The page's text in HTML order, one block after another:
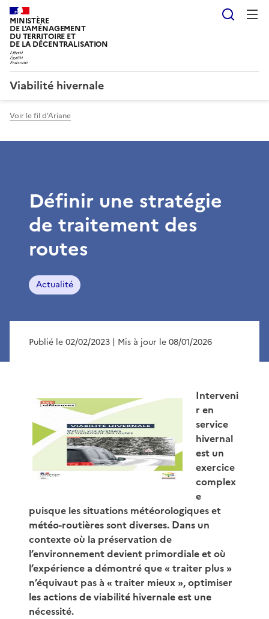
MINISTÈRE
DE L'AMÉNAGEMENT
DU TERRITOIRE ET
DE LA DÉCENTRALISATION
Viabilité hivernale
Voir le fil d'Ariane
Définir une stratégie
de traitement des
routes
Actualité
Publié le 02/02/2023 | Mis à jour le 08/01/2026
Interveni
r en
service
hivernal
est un
exercice
complex
e
puisque les situations météorologiques et
météo-routières sont diverses. Dans un
contexte où la préservation de
l’environnement devient primordiale et où
l’expérience a démontré que « traiter plus »
n’équivaut pas à « traiter mieux », optimiser
les actions de viabilité hivernale est une
nécessité.